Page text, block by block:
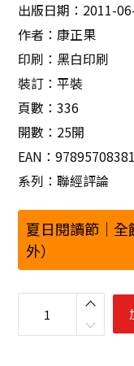
出版日期：2011-
作者：康正果
印刷：黑白印刷
裝訂：平裝
頁數：336
開數：25開
EAN：
系列：聯經評論
夏日閱讀節｜
外）
百
國